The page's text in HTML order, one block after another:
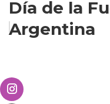
Día de la
Argentina